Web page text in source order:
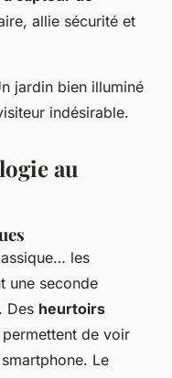
allie sécurité et
jardin bien illuminé
indésirable.
au
les
une seconde
Des heurtoirs
permettent de voir
Le